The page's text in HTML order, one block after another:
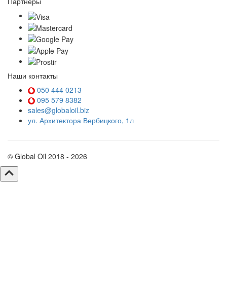
Наши контакты
050 444 0213
095 579 8382
sales@globaloil.biz
ул. Архитектора Вербицкого, 1л
© Global Oil 2018 - 2026